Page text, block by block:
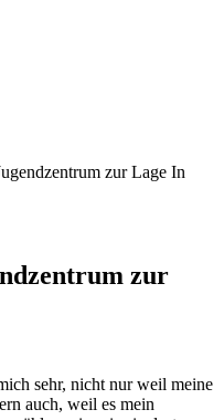
zur Lage In
zur
sehr, nicht nur weil meine
auch, weil es mein